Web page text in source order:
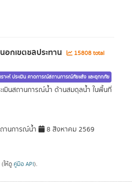
กเขตชลประทาน
15808 total
ราะห์ ประเมิน คาดการณ์สถานการณ์ภัยแล้ง และอุทกภัย
ะเมินสถานการณ์น้ำ ด้านสมดุลน้ำ ในพื้นที่
ถานการณ์น้ำ 8 สิงหาคม 2569
(ให้ดู คู่มือ API).